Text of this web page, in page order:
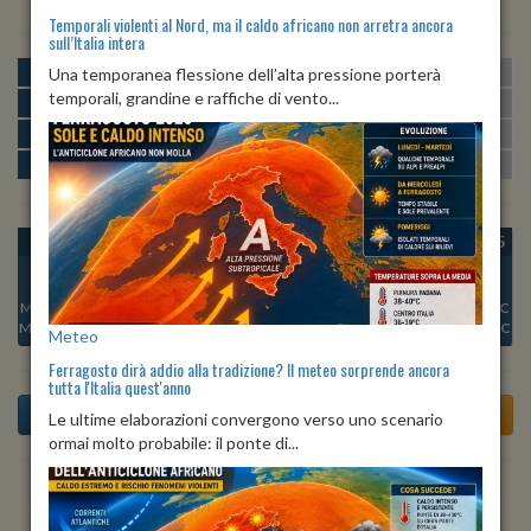
MATTINA min:20º max:28º U:
POMERIGGIO min:28º max:31º
SERA min:25º max:30º U:80% 84%
NOTTE min: 20º max:22º U:83%
OGGI
Min:
23°C
Max:28°C
LUN 10
Min:
Max:30°C
MAR 11
Min:25°C
Max:31°C
MER 12
Min:
24°C
Max:29°C
GIO 13
Max:29°C
VEN 14
Min:23°C
Max:28°C
SAB 15
22°C
Max:29°C
Previsioni del Tempo a Tarzo di domani
Temporali violenti al Nord, ma il caldo africano non arretra ancora
sull’Italia intera
Una temporanea flessione dell’alta pressione porterà
temporali, grandine e raffiche di vento...
Meteo
Ferragosto dirà addio alla tradizione? Il meteo sorprende ancora
tutta l'Italia quest'anno
Le ultime elaborazioni convergono verso uno scenario
ormai molto probabile: il ponte di...